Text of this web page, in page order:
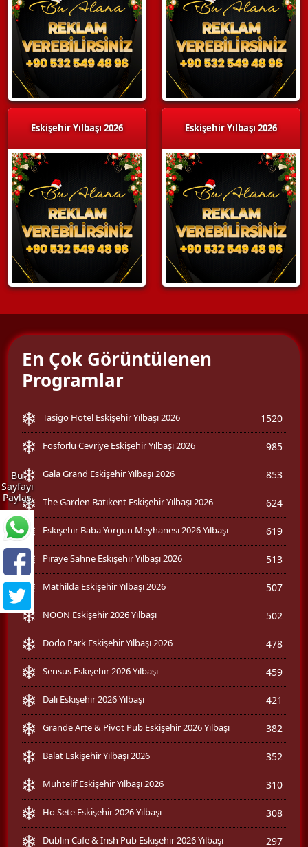
Eskişehir Yılbaşı 2026 Eskişehir Yılbaşı 2026
Bu
Sayfayı
Paylaş
En Çok Görüntülenen
Programlar
Tasigo Hotel Eskişehir Yılbaşı 2026 1520
Fosforlu Cevriye Eskişehir Yılbaşı 2026 985
Gala Grand Eskişehir Yılbaşı 2026 853
The Garden Batıkent Eskişehir Yılbaşı 2026 624
Eskişehir Baba Yorgun Meyhanesi 2026 Yılbaşı 619
Piraye Sahne Eskişehir Yılbaşı 2026 513
Mathilda Eskişehir Yılbaşı 2026 507
NOON Eskişehir 2026 Yılbaşı 502
Dodo Park Eskişehir Yılbaşı 2026 478
Sensus Eskişehir 2026 Yılbaşı 459
Dali Eskişehir 2026 Yılbaşı 421
Grande Arte & Pivot Pub Eskişehir 2026 Yılbaşı 382
Balat Eskişehir Yılbaşı 2026 352
Muhtelif Eskişehir Yılbaşı 2026 310
Ho Sete Eskişehir 2026 Yılbaşı 308
Dublin Cafe & Irish Pub Eskişehir 2026 Yılbaşı 297